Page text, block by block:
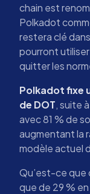
chain est
Polkadot
restera clé
pourront
quitter les
Polkadot fixe
de DOT, suite
avec 81 % de
augmentant la
modèle actuel
Qu’est-ce que
que de 29 % en